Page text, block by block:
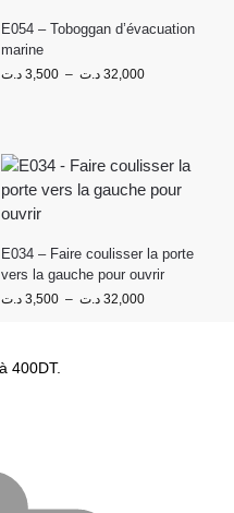
E054 – Toboggan d’évacuation
marine
3,500 د.ت – 32,000 د.ت
E034 – Faire coulisser la porte
vers la gauche pour ouvrir
3,500 د.ت – 32,000 د.ت
400DT.